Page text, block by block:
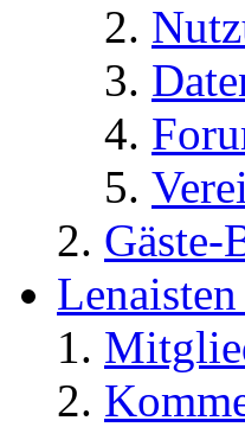
Gäste-
Lenaisten